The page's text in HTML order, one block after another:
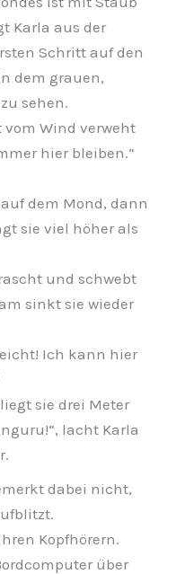
Karla aus der
Schritt auf den
dem grauen,
sehen.
vom Wind verweht
hier bleiben.“
dem Mond, dann
sie viel höher als
und schwebt
sinkt sie wieder
Ich kann hier
sie drei Meter
lacht Karla
dabei nicht,
Kopfhörern.
über